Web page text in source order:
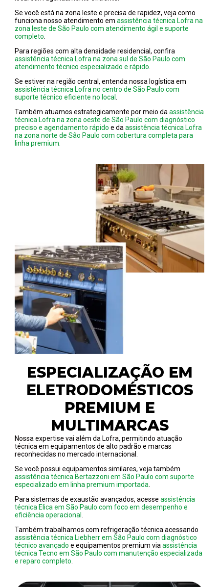
Se você está na zona leste e precisa de rapidez, veja como
funciona nosso atendimento em assistência técnica Lofra na
zona leste de São Paulo com atendimento ágil e suporte
completo
Para regiões com alta densidade residencial, confira
assistência técnica Lofra na zona sul de São Paulo com
atendimento técnico especializado e rápido
Se estiver na região central, entenda nossa logística em
assistência técnica Lofra no centro de São Paulo com
suporte técnico eficiente no local
Também atuamos estrategicamente por meio da assistência
técnica Lofra na zona oeste de São Paulo com diagnóstico
preciso e agendamento rápido e da assistência técnica Lofra
na zona norte de São Paulo com cobertura completa para
linha premium.
ESPECIALIZAÇÃO EM
ELETRODOMÉSTICOS
PREMIUM E
MULTIMARCAS
Nossa expertise vai além da Lofra, permitindo atuação
técnica em equipamentos de alto padrão e marcas
reconhecidas no mercado internacional.
Se você possui equipamentos similares, veja também
assistência técnica Bertazzoni em São Paulo com suporte
especializado em linha premium importada
Para sistemas de exaustão avançados, acesse assistência
técnica Elica em São Paulo com foco em desempenho e
eficiência operacional
Também trabalhamos com refrigeração técnica acessando
assistência técnica Liebherr em São Paulo com diagnóstico
técnico avançado e equipamentos premium via assistência
técnica Tecno em São Paulo com manutenção especializada
e reparo completo